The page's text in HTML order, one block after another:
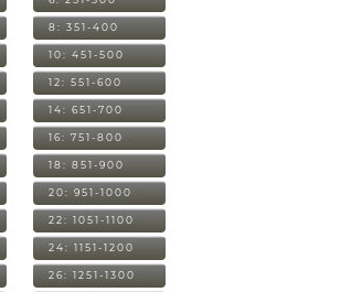
8: 351-400
10: 451-500
12: 551-600
14: 651-700
16: 751-800
18: 851-900
20: 951-1000
22: 1051-1100
24: 1151-1200
26: 1251-1300